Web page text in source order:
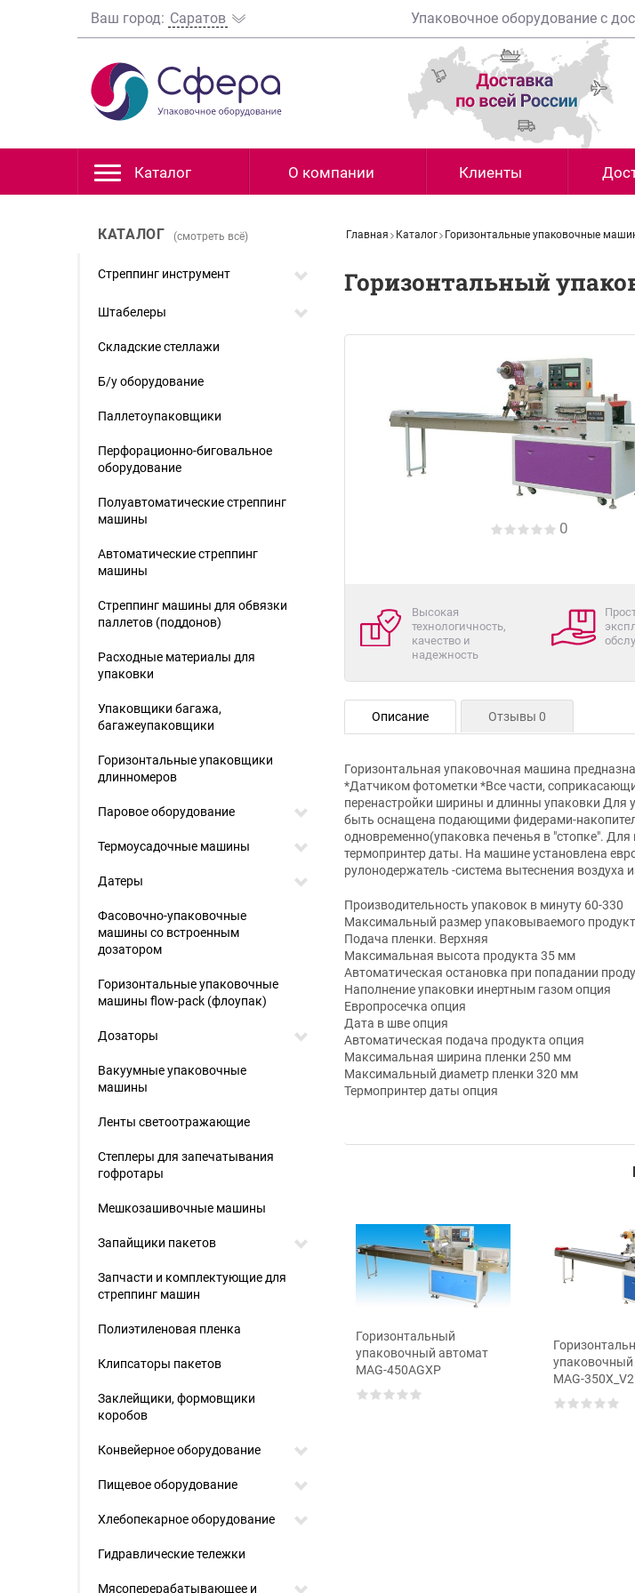
Ваш город: Саратов Упаковочное оборудование с
Каталог О компании Клиенты
Главная Каталог Горизонтальные упаковочные
Горизонтальный
0
Высокая
технологичность,
качество и
надежность
Описание Отзывы 0
Горизонтальная упаковочная машина
*Датчиком фотометки *Все части,
перенастройки ширины и длинны упаковки Для
быть оснащена подающими фидерами-
одновременно(упаковка печенья в "стопке".
термопринтер даты. На машине установлена
рулонодержатель -система вытеснения воздуха
Производительность упаковок в минуту 60-330
Максимальный размер упаковываемого
Подача пленки. Верхняя
Максимальная высота продукта 35 мм
Автоматическая остановка при попадании
Наполнение упаковки инертным газом опция
Европросечка опция
Дата в шве опция
Автоматическая подача продукта опция
Максимальная ширина пленки 250 мм
Максимальный диаметр пленки 320 мм
Термопринтер даты опция
Горизонтальный
MAG-450AGD
Горизонтальный
упаковочный автомат
MAG-450AGXP
MAG-350X_V2
КАТАЛОГ (смотреть всё)
Стреппинг инструмент
Штабелеры
Складские стеллажи
Б/у оборудование
Паллетоупаковщики
Перфорационно-биговальное
оборудование
Полуавтоматические стреппинг
машины
Автоматические стреппинг
машины
Стреппинг машины для обвязки
паллетов (поддонов)
Расходные материалы для
упаковки
Упаковщики багажа,
багажеупаковщики
Горизонтальные упаковщики
длинномеров
Паровое оборудование
Термоусадочные машины
Датеры
Фасовочно-упаковочные
машины со встроенным
дозатором
Горизонтальные упаковочные
машины flow-pack (флоупак)
Дозаторы
Вакуумные упаковочные
машины
Ленты светоотражающие
Степлеры для запечатывания
гофротары
Мешкозашивочные машины
Запайщики пакетов
Запчасти и комплектующие для
стреппинг машин
Полиэтиленовая пленка
Клипсаторы пакетов
Заклейщики, формовщики
коробов
Конвейерное оборудование
Пищевое оборудование
Хлебопекарное оборудование
Гидравлические тележки
Мясоперерабатывающее и